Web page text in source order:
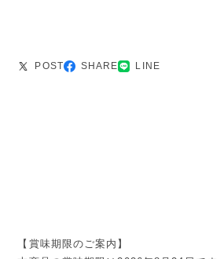
POST SHARE LINE
【賞味期限のご案内】